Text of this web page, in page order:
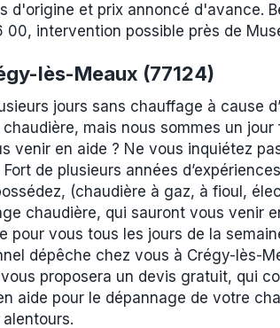
d'origine et prix annoncé d'avance.
intervention possible près de
lès-Meaux (77124)
jours sans chauffage à cause
mais nous sommes un
venir en aide ? Ne vous inquiétez
de plusieurs années
(chaudière à gaz, à fioul,
chaudière, qui sauront vous venir
pour vous tous les jours de la
dépêche chez vous à Crégy-lès-
proposera un devis gratuit, qui
aide pour le dépannage de votre